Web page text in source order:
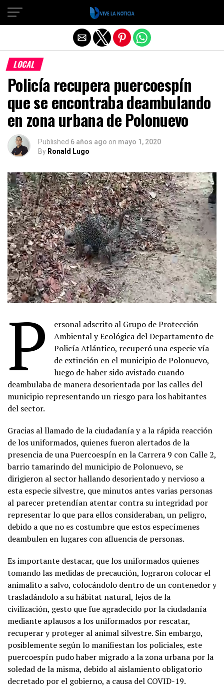
LOCAL
Policía recupera puercoespín
que se encontraba deambulando
en zona urbana de Polonuevo
Published 6 años ago on mayo 1, 2020
By Ronald Lugo
P
ersonal adscrito al Grupo de Protección
Ambiental y Ecológica del Departamento de
Policía Atlántico, recuperó una especie vía
de extinción en el municipio de Polonuevo,
luego de haber sido avistado cuando
deambulaba de manera desorientada por las calles del
municipio representando un riesgo para los habitantes
del sector.
Gracias al llamado de la ciudadanía y a la rápida reacción
de los uniformados, quienes fueron alertados de la
presencia de una Puercoespín en la Carrera 9 con Calle 2,
barrio tamarindo del municipio de Polonuevo, se
dirigieron al sector hallando desorientado y nervioso a
esta especie silvestre, que minutos antes varias personas
al parecer pretendían atentar contra su integridad por
representar lo que para ellos consideraban, un peligro,
debido a que no es costumbre que estos especímenes
deambulen en lugares con afluencia de personas.
Es importante destacar, que los uniformados quienes
tomando las medidas de precaución, lograron colocar el
animalito a salvo, colocándolo dentro de un contenedor y
trasladándolo a su hábitat natural, lejos de la
civilización, gesto que fue agradecido por la ciudadanía
mediante aplausos a los uniformados por rescatar,
recuperar y proteger al animal silvestre. Sin embargo,
posiblemente según lo manifiestan los policiales, este
puercoespín pudo haber migrado a la zona urbana por la
soledad de la misma, debido al aislamiento obligatorio
decretado por el gobierno, a causa del COVID-19.
Salir de la versión móvil